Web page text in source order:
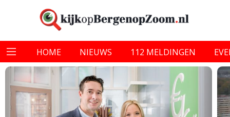
HOME NIEUWS 112 MELDINGEN